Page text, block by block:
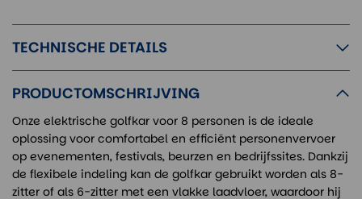
TECHNISCHE DETAILS
PRODUCTOMSCHRIJVING
Onze elektrische golfkar voor 8 personen is de ideale
oplossing voor comfortabel en efficiënt personenvervoer
op evenementen, festivals, beurzen en bedrijfssites. Dankzij
de flexibele indeling kan de golfkar gebruikt worden als 8-
zitter of als 6-zitter met een vlakke laadvloer, waardoor hij